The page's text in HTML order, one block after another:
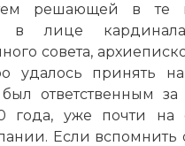
решающей в те
в лице
совета,
удалось принять
ответственным
года, уже почти на
Если вспомнить